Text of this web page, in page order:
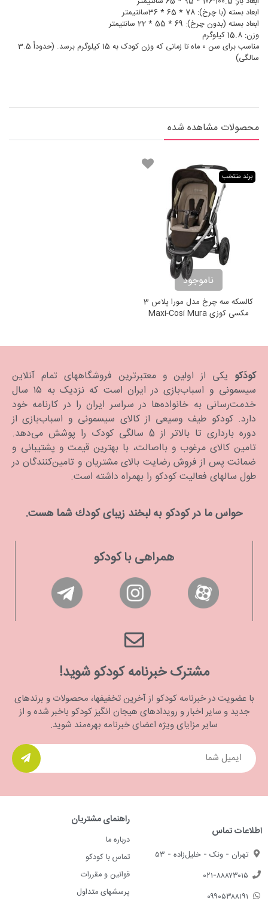
ابعاد بسته (با چرخ): 78 * 65 * 36سانتیمتر
ابعاد بسته (بدون چرخ): 69 * 55 * 22 سانتیمتر
وزن: 15.8 کیلوگرم
مناسب برای سن 0 ماه تا زمانی که وزن کودک به 15 کیلوگرم برسد. (حدوداْ 3.5
سالگی)
محصولات مشاهده شده
برند منتخب
ناموجود
کالسکه سه چرخ مدل مورا پلاس 3
مکسی کوزی Maxi-Cosi Mura
کودَکو یکی از اولین و معتبرترین فروشگاههای تمام آنلاین
سیسمونی و اسباب‌بازی در ایران است که نزدیک به ۱۵ سال
خدمت‌رسانی به خانواده‌ها در سراسر ایران را در کارنامه خود
دارد. كودكو طیف وسیعی از کالای سیسمونی و اسباب‌بازی از
دوره بارداری تا بالاتر از 5 سالگی کودک را پوشش می‌دهد.
تامین کالای مرغوب و بااصالت، با بهترین قیمت و پشتیبانی و
ضمانت پس از فروش رضایت بالای مشتریان و تامین‌کنندگان در
طول سالهای فعالیت کودکو را بهمراه داشته است.
حواس ما در كودكو به لبخند زیبای كودك شما هست.
همراهی با کودکو
مشترک خبرنامه کودکو شوید!
با عضویت در خبرنامه کودکو از آخرین تخفیفها، محصولات و برندهای
جدید و سایر اخبار و رویدادهای هیجان انگیز کودکو باخبر شده و از
سایر مزایای ویژه اعضای خبرنامه بهره‌مند شوید.
اطلاعات تماس
تهران - ونک - خلیل‌زاده - ۵۳
۰۲۱-۸۸۸۷۳۰۱۵
۰۹۹۰۵۳۸۸۱۹۱
راهنمای مشتریان
درباره ما
تماس با کودکو
قوانین و مقررات
پرسشهای متداول